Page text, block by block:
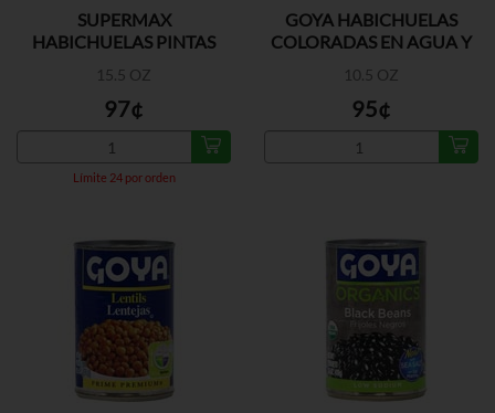
SUPERMAX
HABICHUELAS PINTAS
15.5 OZ
Límite 24 por orden
97¢
GOYA HABICHUELAS
COLORADAS EN AGUA Y
10.5 OZ
95¢